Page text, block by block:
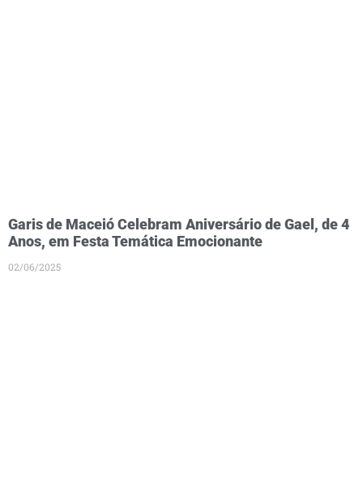
Garis de Maceió Celebram Aniversário de Gael, de 4
Anos, em Festa Temática Emocionante
02/06/2025